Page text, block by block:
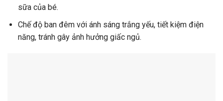
sữa của bé.
Chế độ ban đêm với ánh sáng trắng yếu, tiết kiệm điện
năng, tránh gây ảnh hưởng giấc ngủ.